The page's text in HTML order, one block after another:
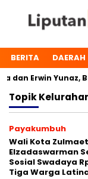
BERITA DAERAH
Erwin Yunaz,
Topik
Payakumbuh
Wali Kota
Elzadaswarman
Sosial Swadaya
Tiga Warga